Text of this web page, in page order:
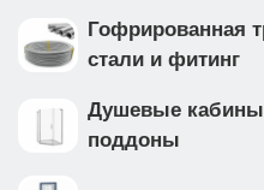
ОСОБЕННОСТИ
Гофрированная
стали и фитинг
Душевые
поддоны